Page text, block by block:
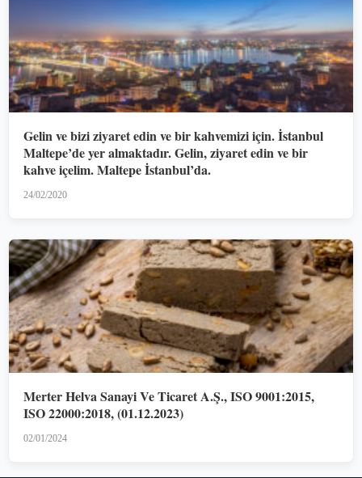
Gelin ve bizi ziyaret edin ve bir kahvemizi için. İstanbul
Maltepe’de yer almaktadır. Gelin, ziyaret edin ve bir
kahve içelim. Maltepe İstanbul’da.
24/02/2020
Merter Helva Sanayi Ve Ticaret A.Ş., ISO 9001:2015,
ISO 22000:2018, (01.12.2023)
02/01/2024